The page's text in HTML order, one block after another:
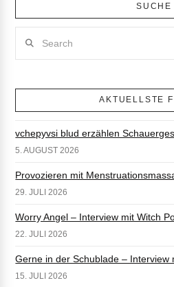
SUCHE
AKTUELLSTE
vchepyvsi blud erzählen
5. AUGUST 2026
Provozieren mit
29. JULI 2026
Worry Angel – Interview mit Witch
22. JULI 2026
Gerne in der Schublade – Interview
15. JULI 2026